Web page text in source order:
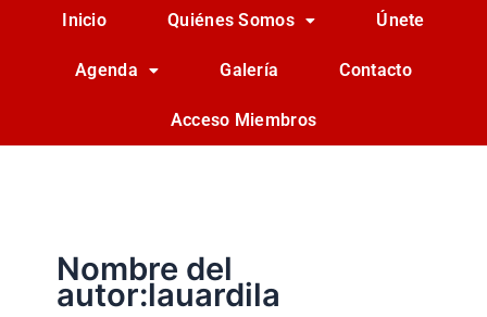
Inicio Quiénes Somos Únete
Agenda Galería Contacto
Acceso Miembros
Nombre del
autor:lauardila